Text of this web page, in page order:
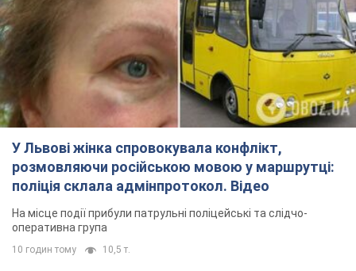
У Львові жінка спровокувала конфлікт,
розмовляючи російською мовою у маршрутці:
поліція склала адмінпротокол. Відео
На місце події прибули патрульні поліцейські та слідчо-
оперативна група
10 годин тому 10,5 т.